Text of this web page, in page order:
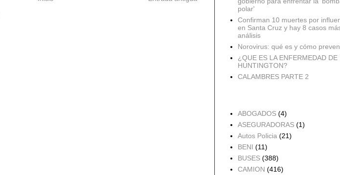
polar'
Confirman 10 muertes por
en Santa Cruz y hay 8 casos
análisis
Norovirus: qué es y cómo
¿QUE ES LA ENFERMEDAD DE
HUNTINGTON?
CALAMBRES PARTE 2
ABOGADOS (4)
ASEGURADORAS (1)
Autos Policia (21)
BENI (11)
BUSES (388)
CAMION (416)